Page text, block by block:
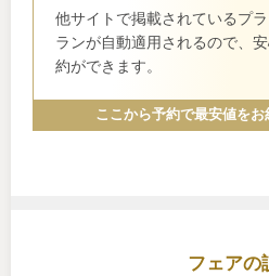
他サイトで掲載されているプ
ランが自動適用されるので、
約ができます。
ここから予約で最安値をお
フェアの